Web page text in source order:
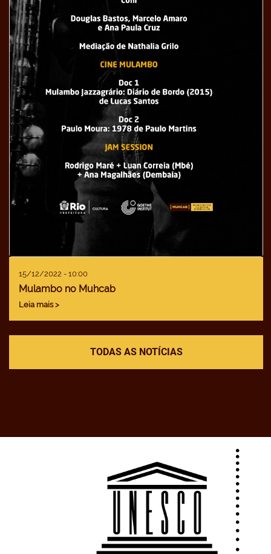
15/12/2022 - 10:00
Mulambo no Muhcab
Leia mais >
TODAS AS NOTÍCIAS